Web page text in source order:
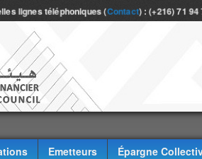
lignes téléphoniques (Contact) : (+216) 71
Emetteurs
Épargne